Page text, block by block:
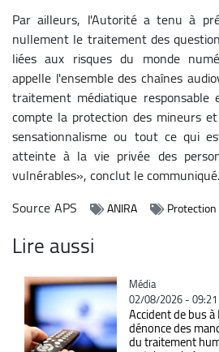
Par ailleurs, l'Autorité a tenu à
nullement le traitement des
liées aux risques du monde
appelle l'ensemble des chaînes
traitement médiatique
compte la protection des mineurs
sensationnalisme ou tout ce qui
atteinte à la vie privée des
vulnérables», conclut le communiqué.
SourceAPS ANIRA
Lire aussi
Catégorie
Média
02/08/2026 - 09:21
Accident de bus
dénonce des
du traitement